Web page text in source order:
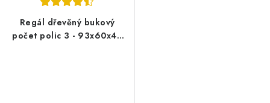
Regál dřevěný bukový
počet polic 3 - 93x60x43